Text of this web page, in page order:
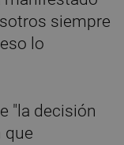
siempre
lo
"la decisión
que